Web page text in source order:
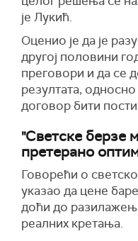
је Лукић.
Оценио је да је
другој половини
преговори и да се
резултата, односно
договор бити
"Светске берзе
претерано
Говорећи о
указао да цене
доћи до
реалних кретања.